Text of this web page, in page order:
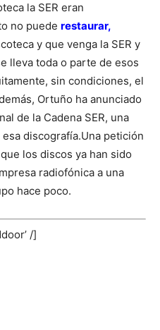
la SER eran
no puede restaurar,
y que venga la SER y
lleva toda o parte de esos
sin condiciones, el
Ortuño ha anunciado
de la Cadena SER, una
discografía.Una petición
los discos ya han sido
radiofónica a una
hace poco.
/]